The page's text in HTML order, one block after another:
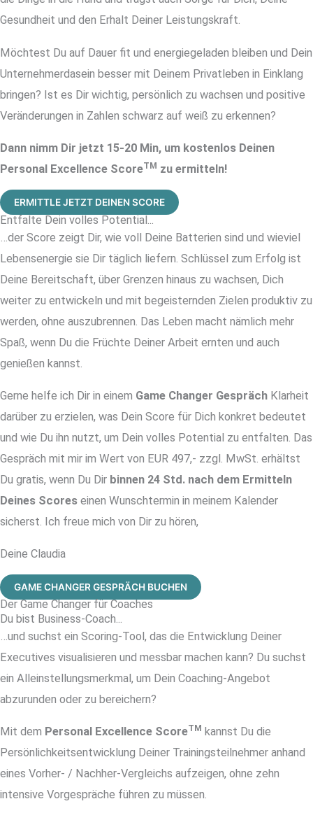
Gesundheit und den Erhalt Deiner Leistungskraft.
Möchtest Du auf Dauer fit und energiegeladen bleiben und Dein
Unternehmerdasein besser mit Deinem Privatleben in Einklang
bringen? Ist es Dir wichtig, persönlich zu wachsen und positive
Veränderungen in Zahlen schwarz auf weiß zu erkennen?
Dann nimm Dir jetzt 15-20 Min, um kostenlos Deinen
Personal Excellence ScoreTM zu ermitteln!
ERMITTLE JETZT DEINEN SCORE
Entfalte Dein volles Potential...
…der Score zeigt Dir, wie voll Deine Batterien sind und wieviel
Lebensenergie sie Dir täglich liefern. Schlüssel zum Erfolg ist
Deine Bereitschaft, über Grenzen hinaus zu wachsen, Dich
weiter zu entwickeln und mit begeisternden Zielen produktiv zu
werden, ohne auszubrennen. Das Leben macht nämlich mehr
Spaß, wenn Du die Früchte Deiner Arbeit ernten und auch
genießen kannst.
Gerne helfe ich Dir in einem Game Changer Gespräch Klarheit
darüber zu erzielen, was Dein Score für Dich konkret bedeutet
und wie Du ihn nutzt, um Dein volles Potential zu entfalten. Das
Gespräch mit mir im Wert von EUR 497,- zzgl. MwSt. erhältst
Du gratis, wenn Du Dir binnen 24 Std. nach dem Ermitteln
Deines Scores einen Wunschtermin in meinem Kalender
sicherst. Ich freue mich von Dir zu hören,
Deine Claudia
GAME CHANGER GESPRÄCH BUCHEN
Der Game Changer für Coaches
Du bist Business-Coach...
…und suchst ein Scoring-Tool, das die Entwicklung Deiner
Executives visualisieren und messbar machen kann? Du suchst
ein Alleinstellungsmerkmal, um Dein Coaching-Angebot
abzurunden oder zu bereichern?
Mit dem Personal Excellence ScoreTM kannst Du die
Persönlichkeitsentwicklung Deiner Trainingsteilnehmer anhand
eines Vorher- / Nachher-Vergleichs aufzeigen, ohne zehn
intensive Vorgespräche führen zu müssen.